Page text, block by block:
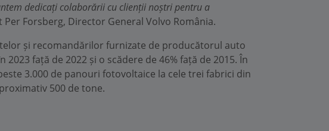
dedicați colaborării cu clienții noștri pentru a
Per Forsberg, Director General Volvo România.
și recomandărilor furnizate de producătorul auto
față de 2022 și o scădere de 46% față de 2015. În
3.000 de panouri fotovoltaice la cele trei fabrici din
500 de tone.